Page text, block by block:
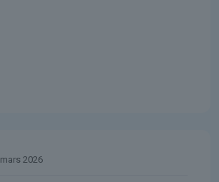
2026